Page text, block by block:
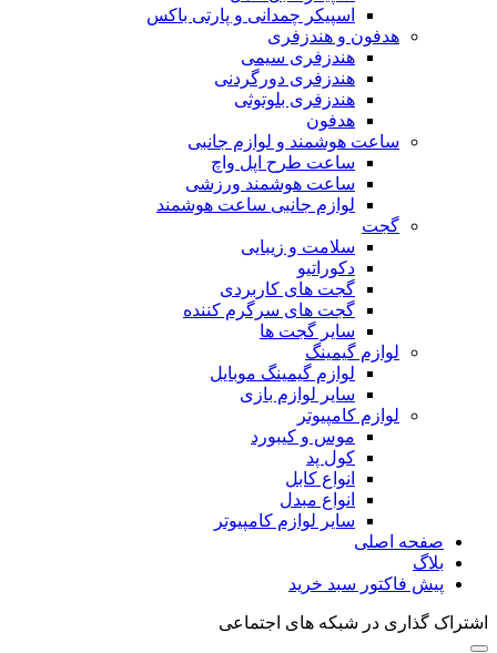
اسپیکر چمدانی و پارتی باکس
هدفون و هندزفری
هندزفری سیمی
هندزفری دورگردنی
هندزفری بلوتوثی
هدفون
ساعت هوشمند و لوازم جانبی
ساعت طرح اپل واچ
ساعت هوشمند ورزشی
لوازم جانبی ساعت هوشمند
گجت
سلامت و زیبایی
دکوراتیو
گجت های کاربردی
گجت های سرگرم کننده
سایر گجت ها
لوازم گیمینگ
لوازم گیمینگ موبایل
سایر لوازم بازی
لوازم کامپیوتر
موس و کیبورد
کول پد
انواع کابل
انواع مبدل
سایر لوازم کامپیوتر
صفحه اصلی
بلاگ
پیش فاکتور سبد خرید
اشتراک گذاری در شبکه های اجتماعی